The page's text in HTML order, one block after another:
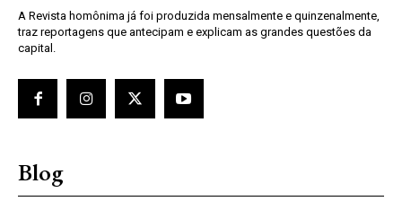
A Revista homônima já foi produzida mensalmente e quinzenalmente,
traz reportagens que antecipam e explicam as grandes questões da
capital.
Blog